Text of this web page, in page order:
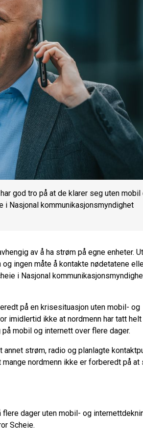
god tro på at de klarer seg uten mobil
i Nasjonal kommunikasjonsmyndighet
av å ha strøm på egne enheter.
ingen måte å kontakte nødetatene
i Nasjonal
på en krisesituasjon uten mobil- og
imidlertid ikke at nordmenn har tatt helt
mobil og internett over flere dager.
strøm, radio og planlagte
nordmenn ikke er forberedt på at
dager uten mobil- og
Scheie.